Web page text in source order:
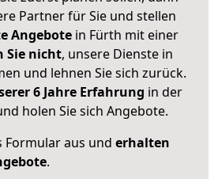
Partner für Sie und stellen
Angebote in Fürth mit einer
Sie nicht, unsere Dienste in
und lehnen Sie sich zurück.
6 Jahre Erfahrung in der
holen Sie sich Angebote.
Formular aus und erhalten
.